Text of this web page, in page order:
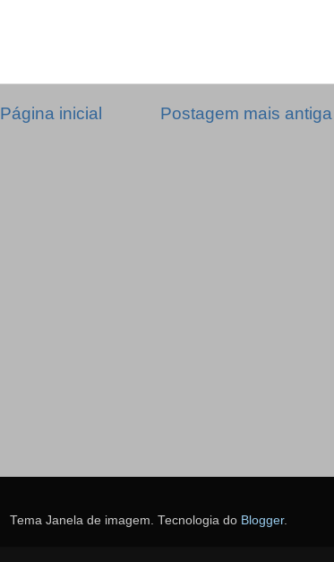
Postagem mais antiga
Página inicial
Tema Janela de imagem. Tecnologia do Blogger.